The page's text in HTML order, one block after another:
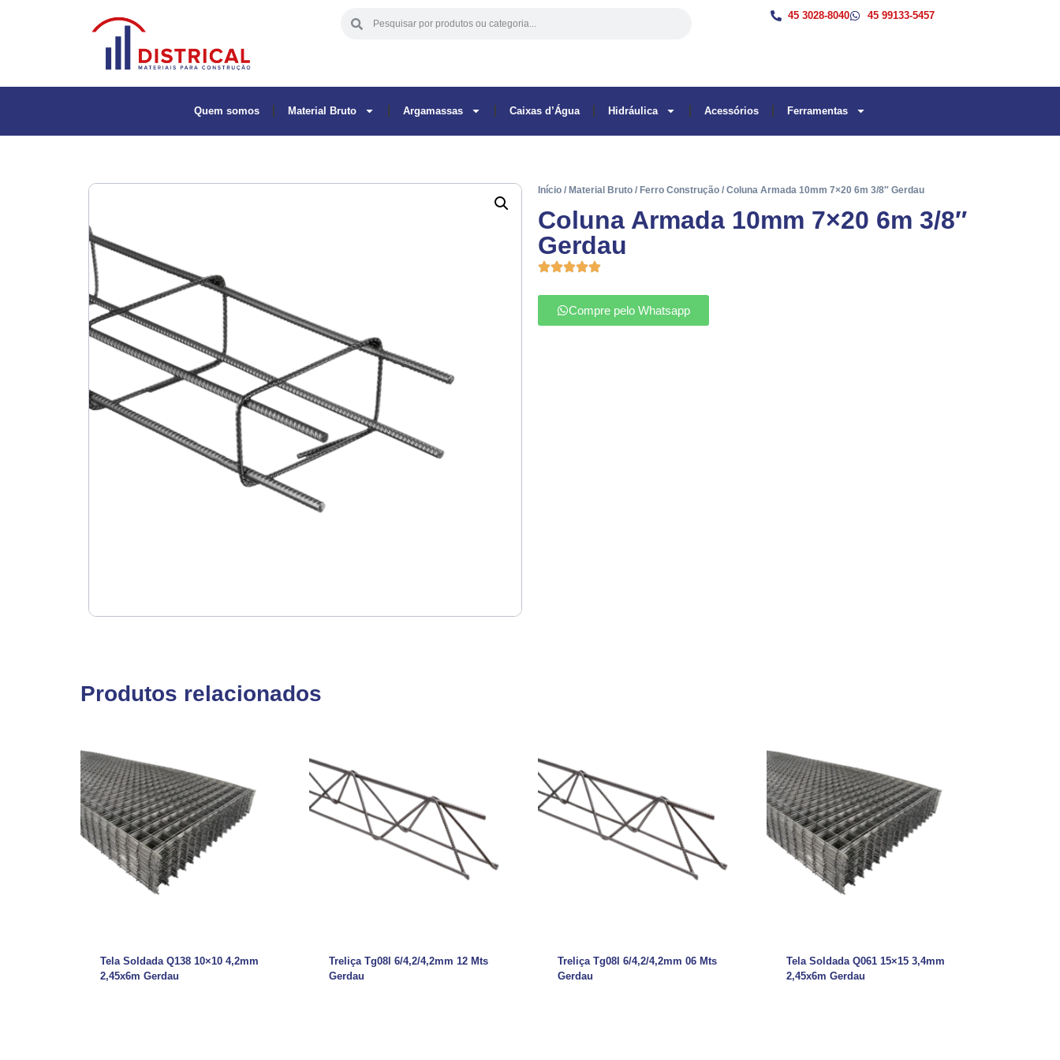
45 3028-8040 45 99133-5457
Quem somos Material Bruto Argamassas Caixas d’Água Hidráulica Acessórios Ferramentas
Início / Material Bruto / Ferro Construção / Coluna Armada 10mm 7×20 6m 3/8″ Gerdau
Coluna Armada 10mm 7×20 6m 3/8″
Gerdau
Compre pelo Whatsapp
Produtos relacionados
Tela Soldada Q138 10×10 4,2mm
2,45x6m Gerdau
Treliça Tg08l 6/4,2/4,2mm 12 Mts
Gerdau
Treliça Tg08l 6/4,2/4,2mm 06 Mts
Gerdau
Tela Soldada Q061 15×15 3,4mm
2,45x6m Gerdau